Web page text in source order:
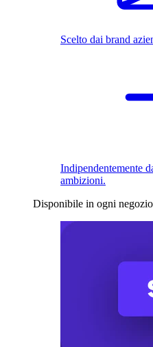
Scelto dai brand
Indipendentemente
ambizioni.
Disponibile in ogni negozio